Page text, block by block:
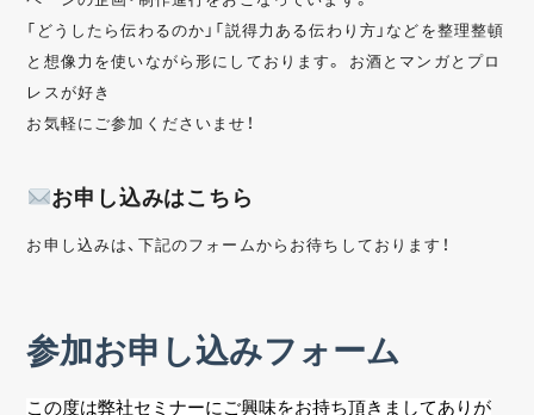
「どうしたら伝わるのか」「説得力ある伝わり方」などを整理整頓
と想像力を使いながら形にしております。 お酒とマンガとプロ
レスが好き
お気軽にご参加くださいませ！
お申し込みはこちら
お申し込みは、下記のフォームからお待ちしております！